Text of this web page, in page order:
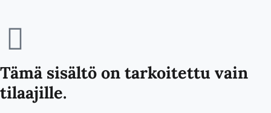
Tämä sisältö on tarkoitettu vain
tilaajille.